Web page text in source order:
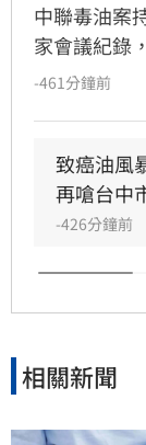
中聯毒油案
家會議紀錄
疑，與會的
演變為政
準」是基
正）
-461分鐘前
致癌油風
再嗆台中
-426分鐘前
相關新聞